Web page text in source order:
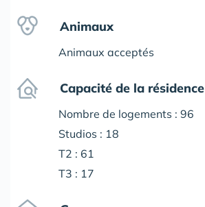
Animaux
Animaux acceptés
Capacité de la résidence
Nombre de logements : 96
Studios : 18
T2 : 61
T3 : 17